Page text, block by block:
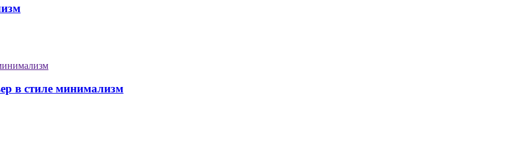
в стиле минимализм